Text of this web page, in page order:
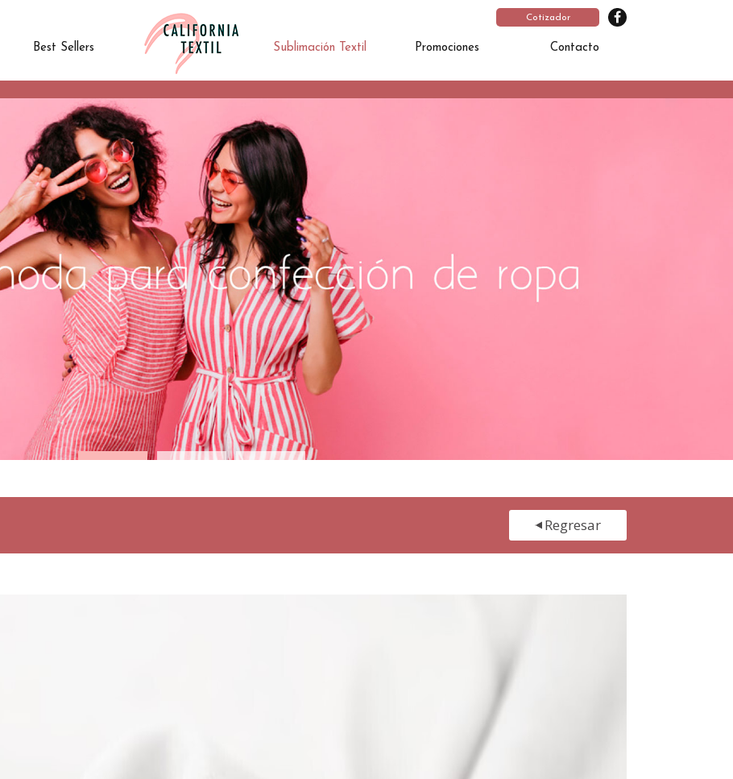
Cotizador
Best Sellers Sublimación Textil Promociones Contacto
Regresar